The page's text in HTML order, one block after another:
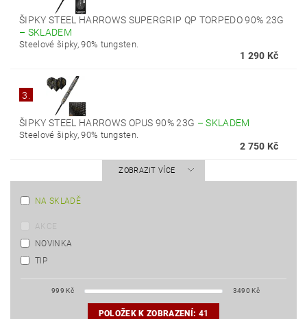
ŠIPKY STEEL HARROWS SUPERGRIP QP TORPEDO 90% 23G
– SKLADEM
Steelové šipky, 90% tungsten.
1 290 Kč
3.
ŠIPKY STEEL HARROWS OPUS 90% 23G –SKLADEM
Steelové šipky, 90% tungsten.
2 750 Kč
ZOBRAZIT VÍCE
NA SKLADĚ
AKCE
NOVINKA
TIP
999 Kč 3490 Kč
POLOŽEK K ZOBRAZENÍ: 41